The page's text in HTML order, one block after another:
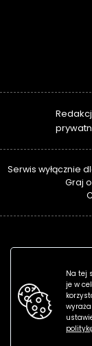
Serwis wyłącznie
Graj
Na tej
je w